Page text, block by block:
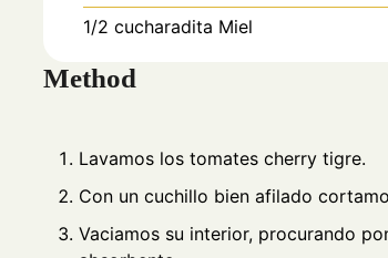
1/2 cucharadita Miel
Method
Lavamos los tomates cherry tigre.
Con un cuchillo bien afilado
Vaciamos su interior, procurando